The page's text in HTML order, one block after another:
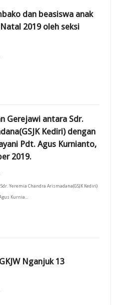
dan beasiswa anak
2019 oleh seksi
Gerejawi antara Sdr.
Kediri) dengan
Pdt. Agus Kurnianto,
2019.
Yeremia Chandra Arismadana(GSJK Kediri)
Kurnia...
Nganjuk 13